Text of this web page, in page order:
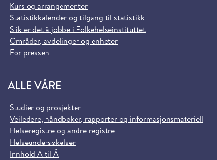
Kurs og arrangementer
Statistikkalender og tilgang til statistikk
Slik er det å jobbe i Folkehelseinstituttet
Områder, avdelinger og enheter
For pressen
ALLE VÅRE
Studier og prosjekter
Veiledere, håndbøker, rapporter og informasjonsmateriell
Helseregistre og andre registre
Helseundersøkelser
Innhold A til Å